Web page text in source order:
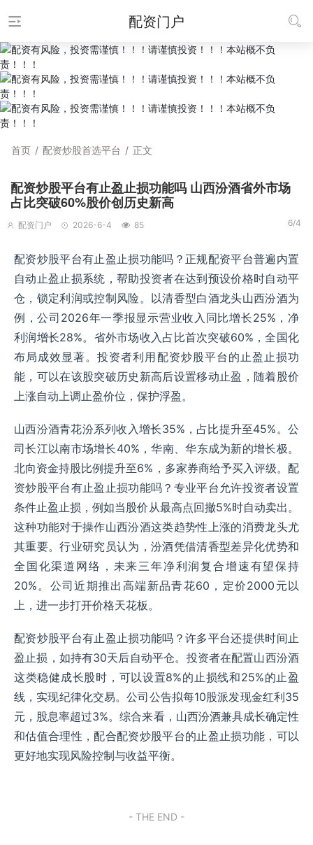
配资门户
首页 / 配资炒股首选平台 / 正文
配资炒股平台有止盈止损功能吗 山西汾酒省外市场
占比突破60%股价创历史新高
配资门户 2026-6-4 85 6/4
配资炒股平台有止盈止损功能吗？正规配资平台普遍内置
自动止盈止损系统，帮助投资者在达到预设价格时自动平
仓，锁定利润或控制风险。以清香型白酒龙头山西汾酒为
例，公司2026年一季报显示营业收入同比增长25%，净
利润增长28%。省外市场收入占比首次突破60%，全国化
布局成效显著。投资者利用配资炒股平台的止盈止损功
能，可以在该股突破历史新高后设置移动止盈，随着股价
上涨自动上调止盈价位，保护浮盈。
山西汾酒青花汾系列收入增长35%，占比提升至45%。公
司长江以南市场增长40%，华南、华东成为新的增长极。
北向资金持股比例提升至6%，多家券商给予买入评级。配
资炒股平台有止盈止损功能吗？专业平台允许投资者设置
条件止盈止损，例如当股价从最高点回撤5%时自动卖出。
这种功能对于操作山西汾酒这类趋势性上涨的消费龙头尤
其重要。行业研究员认为，汾酒凭借清香型差异化优势和
全国化渠道网络，未来三年净利润复合增速有望保持
20%。公司近期推出高端新品青花60，定价2000元以
上，进一步打开价格天花板。
配资炒股平台有止盈止损功能吗？许多平台还提供时间止
盈止损，如持有30天后自动平仓。投资者在配置山西汾酒
这类稳健成长股时，可以设置8%的止损线和25%的止盈
线，实现纪律化交易。公司公告拟每10股派发现金红利35
元，股息率超过3%。综合来看，山西汾酒兼具成长确定性
和估值合理性，配合配资炒股平台的止盈止损功能，可以
更好地实现风险控制与收益平衡。
- THE END -